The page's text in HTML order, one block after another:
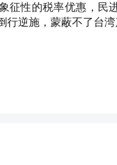
征性的税率优惠，民
行逆施，蒙蔽不了台